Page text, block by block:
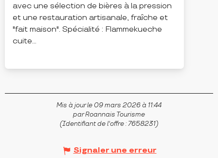
avec une sélection de bières à la pression
et une restauration artisanale, fraîche et
"fait maison". Spécialité : Flammekueche
cuite...
Mis à jour le 09 mars 2026 à 11:44
par Roannais Tourisme
(Identifiant de l'offre :7658231)
Signaler une erreur